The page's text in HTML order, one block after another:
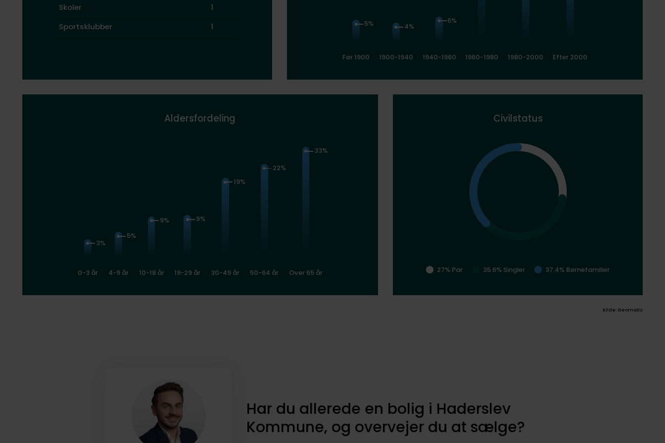
Skoler
1
Sportsklubber
1 5%
Før 1900
4%
1900-1940
6%
1940-1960 1960-1980 1980-2000 Efter 2000
Aldersfordeling
3%
0-3 år
5%
4-9 år
9%
10-18 år
9%
19-29 år
19%
30-49 år
22%
50-64 år
33%
Over 65 år
Civilstatus
27% Par 35.6% Singler 37.4% Børnefamilier
Kilde: Geomatic
Har du allerede en bolig i Haderslev
Kommune, og overvejer du at sælge?